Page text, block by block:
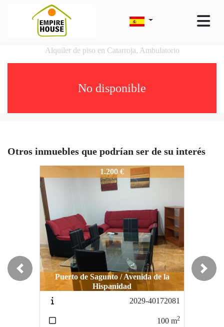
Alquiler de piso en Catarroja, Ambulatorio
No disponible
Otros inmuebles que podrían ser de su interés
1.200 €
Puerto de Sagunto / Avenida de la
Hispanidad
2029-40172081
100 m2
Previous Next